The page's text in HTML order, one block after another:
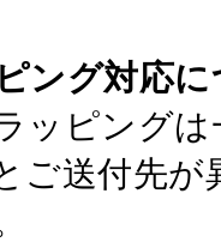
ング対応
ッピング
ご送付先